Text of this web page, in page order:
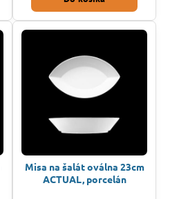
Misa na šalát oválna 23cm
ACTUAL, porcelán